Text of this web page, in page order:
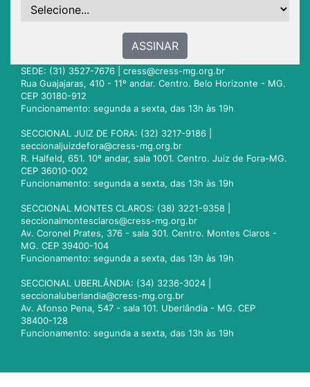
ASSINAR
SEDE: (31) 3527-7676 | cress@cress-mg.org.br
Rua Guajajaras, 410 - 11º andar. Centro. Belo Horizonte - MG.
CEP 30180-912
Funcionamento: segunda a sexta, das 13h às 19h
SECCIONAL JUIZ DE FORA: (32) 3217-9186 |
seccionaljuizdefora@cress-mg.org.br
R. Halfeld, 651. 10º andar, sala 1001. Centro. Juiz de Fora-MG.
CEP 36010-002
Funcionamento: segunda a sexta, das 13h às 19h
SECCIONAL MONTES CLAROS: (38) 3221-9358 |
seccionalmontesclaros@cress-mg.org.br
Av. Coronel Prates, 376 - sala 301. Centro. Montes Claros -
MG. CEP 39400-104
Funcionamento: segunda a sexta, das 13h às 19h
SECCIONAL UBERLÂNDIA: (34) 3236-3024 |
seccionaluberlandia@cress-mg.org.br
Av. Afonso Pena, 547 - sala 101. Uberlândia - MG. CEP
38400-128
Funcionamento: segunda a sexta, das 13h às 19h